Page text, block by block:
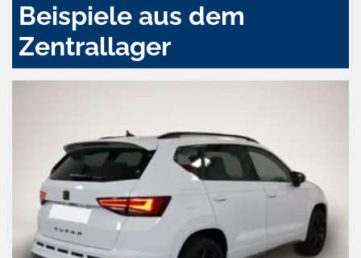
Beispiele aus dem
Zentrallager